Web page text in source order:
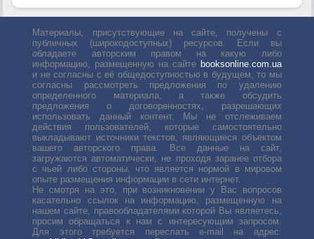
Материалы, присутствующие на сайте, получены с
публичных (широкодоступных) ресурсов. Если вы
обладаете авторским правом на какую либо
информацию, размещенную на сайте booksonline.com.ua
и не согласны с её общедоступностью в будущем, то мы
согласны рассмотреть предложения по удалению
определенного материала, а также обсудить
предложения о договоренностях, разрешающих
использовать данный контент. Мы не отслеживаем
действия пользователей, которые самостоятельно
выкладывают источники текстов, являющиеся объектом
вашего авторского права. Все данные на сайт,
загружаются автоматически, не проходя заранее отбора
с чьей либо стороны, что является нормой в мировом
опыте размещения информации в сети интернет.
Не смотря на это, при возникновении у Вас вопросов
касательно ссылок на информацию, размещенную на
нашем сайте, правообладателями которой Вы являетесь,
просим обращаться к нам с интересующим запросом.
Для этого требуется переслать е-mail на адрес: